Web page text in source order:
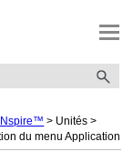
Nspire™ > Unités >
du menu Application